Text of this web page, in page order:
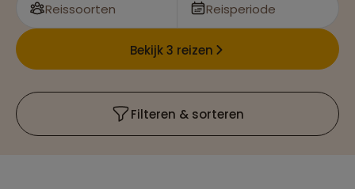
Reissoorten Reisperiode
Bekijk 3 reizen
Filteren & sorteren